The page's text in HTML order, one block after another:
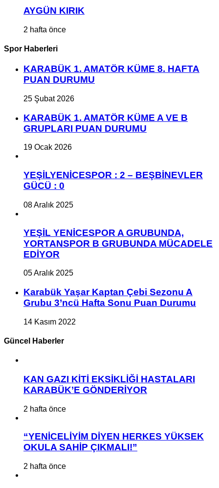
AYGÜN KIRIK
2 hafta önce
Spor Haberleri
KARABÜK 1. AMATÖR KÜME 8. HAFTA
PUAN DURUMU
25 Şubat 2026
KARABÜK 1. AMATÖR KÜME A VE B
GRUPLARI PUAN DURUMU
19 Ocak 2026
YEŞİLYENİCESPOR : 2 – BEŞBİNEVLER
GÜCÜ : 0
08 Aralık 2025
YEŞİL YENİCESPOR A GRUBUNDA,
YORTANSPOR B GRUBUNDA MÜCADELE
EDİYOR
05 Aralık 2025
Karabük Yaşar Kaptan Çebi Sezonu A
Grubu 3’ncü Hafta Sonu Puan Durumu
14 Kasım 2022
Güncel Haberler
KAN GAZI KİTİ EKSİKLİĞİ HASTALARI
KARABÜK’E GÖNDERİYOR
2 hafta önce
“YENİCELİYİM DİYEN HERKES YÜKSEK
OKULA SAHİP ÇIKMALI!”
2 hafta önce